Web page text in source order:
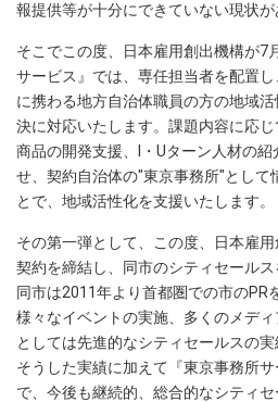
報提供等が十分にできていない現状が
そこでこの度、日本雇用創出機構が7
サービス』では、専任担当者を配置
に携わる地方自治体職員の方の地域
決に対応いたします。課題内容に応
商品の開発支援、I・Uターン人材の
せ、契約自治体の"東京事務所"として
とで、地域活性化を支援いたします。
その第一弾として、この度、日本雇
契約を締結し、同市のシティセールス
同市は2011年より首都圏での市のPR
様々なイベントの実施、多くのメデ
としては先進的なシティセールスの
そうした実績に加えて『東京事務所
で、今後も継続的、総合的なシティ